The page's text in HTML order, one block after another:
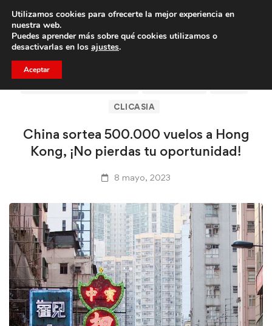
Trae a un amigo y llevaos un total de 75€ de descuento.
CLICASIA
China sortea 500.000 vuelos a Hong
Kong, ¡No pierdas tu oportunidad!
8 mayo, 2023
Utilizamos cookies para ofrecerte la mejor experiencia en
nuestra web.
Puedes aprender más sobre qué cookies utilizamos o
desactivarlas en los ajustes.
Aceptar